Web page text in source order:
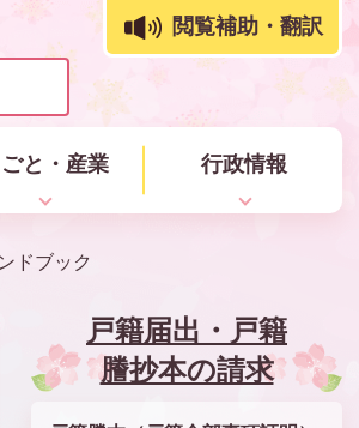
閲覧補助・翻訳
ごと・産業 行政情報
ドブック
戸籍届出・戸籍
謄抄本の請求